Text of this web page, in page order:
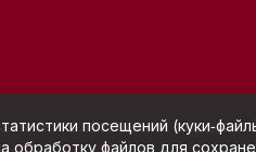
использования
посещений
обработку файлов для